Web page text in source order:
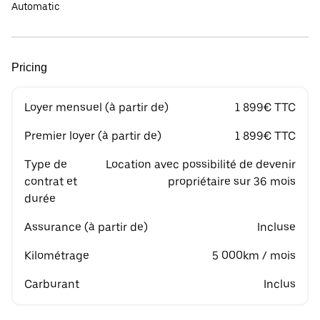
Automatic
Pricing
Loyer mensuel (à partir de) 1 899€ TTC
Premier loyer (à partir de) 1 899€ TTC
Type de
contrat et
durée
Location avec possibilité de devenir
propriétaire sur 36 mois
Assurance (à partir de) Incluse
Kilométrage 5 000km / mois
Carburant Inclus